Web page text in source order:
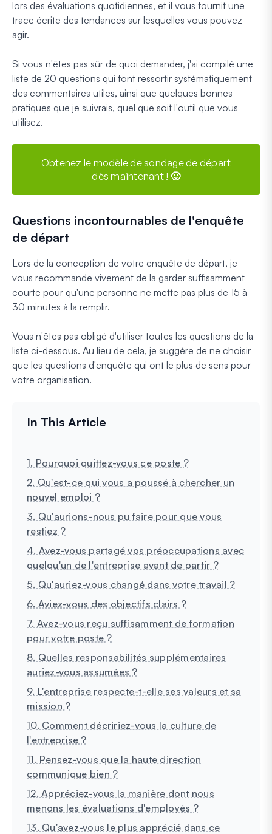
lors des évaluations quotidiennes, et il vous fournit une
trace écrite des tendances sur lesquelles vous pouvez
agir.
Si vous n'êtes pas sûr de quoi demander, j'ai compilé une
liste de 20 questions qui font ressortir systématiquement
des commentaires utiles, ainsi que quelques bonnes
pratiques que je suivrais, quel que soit l'outil que vous
utilisez.
Obtenez le modèle de sondage de départ
dès maintenant ! 🙂
Questions incontournables de l'enquête
de départ
Lors de la conception de votre enquête de départ, je
vous recommande vivement de la garder suffisamment
courte pour qu'une personne ne mette pas plus de 15 à
30 minutes à la remplir.
Vous n'êtes pas obligé d'utiliser toutes les questions de la
liste ci-dessous. Au lieu de cela, je suggère de ne choisir
que les questions d'enquête qui ont le plus de sens pour
votre organisation.
1. Pourquoi quittez-vous ce poste ?
2. Qu'est-ce qui vous a poussé à chercher un
nouvel emploi ?
3. Qu'aurions-nous pu faire pour que vous
restiez ?
4. Avez-vous partagé vos préoccupations avec
quelqu'un de l'entreprise avant de partir ?
5. Qu'auriez-vous changé dans votre travail ?
6. Aviez-vous des objectifs clairs ?
7. Avez-vous reçu suffisamment de formation
pour votre poste ?
8. Quelles responsabilités supplémentaires
auriez-vous assumées ?
9. L'entreprise respecte-t-elle ses valeurs et sa
mission ?
10. Comment décririez-vous la culture de
l'entreprise ?
11. Pensez-vous que la haute direction
communique bien ?
12. Appréciez-vous la manière dont nous
menons les évaluations d'employés ?
13. Qu'avez-vous le plus apprécié dans ce